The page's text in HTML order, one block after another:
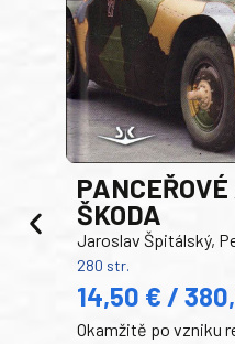
ŠKODA
Jaroslav Špitálský,
280 str.
14,50 € /
Okamžitě po vzniku